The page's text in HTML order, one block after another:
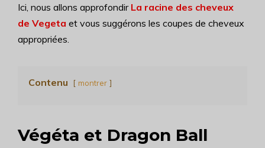
Ici, nous allons approfondir La racine des cheveux
de Vegeta et vous suggérons les coupes de cheveux
appropriées.
Contenu montrer
Végéta et Dragon Ball